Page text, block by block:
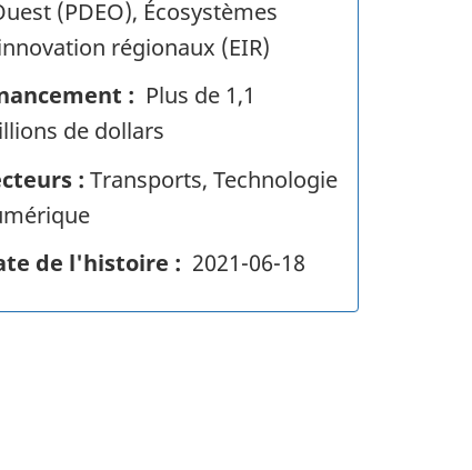
(PDEO), Écosystèmes
régionaux (EIR)
: Plus de 1,1
de dollars
: Transports, Technologie
de l'histoire : 2021-06-18